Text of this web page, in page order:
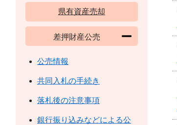
県有資産売却
差押財産公売
公売情報
共同入札の手続き
落札後の注意事項
銀行振り込みなどによる公